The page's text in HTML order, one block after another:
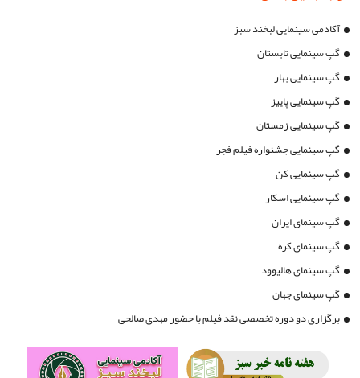
آکادمی سینمایی لبخند سبز
گپ سینمایی تابستان
گپ سینمایی بهار
گپ سینمایی پاییز
گپ سینمایی زمستان
گپ سینمایی جشنواره فیلم فجر
گپ سینمایی کن
گپ سینمایی اسکار
گپ سینمای ایران
گپ سینمای کره
گپ سینمای هالیوود
گپ سینمای جهان
برگزاری دو دوره تخصصی نقد فیلم با حضور مهدی صالحی